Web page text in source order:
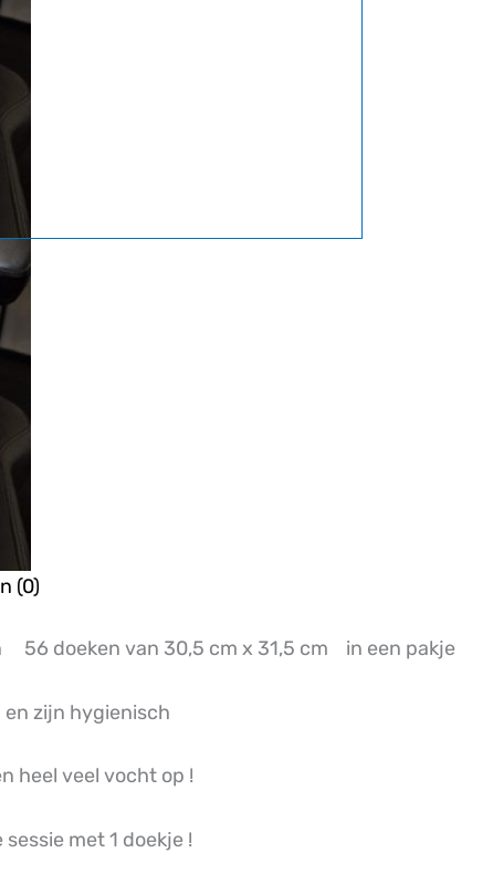
(0)
56 doeken van 30,5 cm x 31,5 cm in een pakje
en zijn hygienisch
heel veel vocht op !
met 1 doekje !